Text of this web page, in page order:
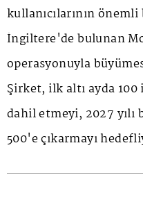
kullanıcılarının
İngiltere'de bulunan
operasyonuyla
Şirket, ilk altı ayda
dahil etmeyi, 2027 yılı
500'e çıkarmayı